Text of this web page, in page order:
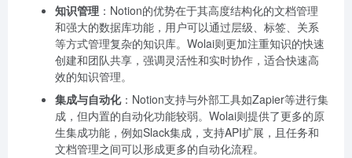
知识管理 ：Notion的优势在于其高度结构化的文档管理
和强大的数据库功能，用户可以通过层级、标签、关系
等方式管理复杂的知识库。Wolai则更加注重知识的快速
创建和团队共享，强调灵活性和实时协作，适合快速高
效的知识管理。
集成与自动化：Notion支持与外部工具如Zapier等进行集
成，但内置的自动化功能较弱。Wolai则提供了更多的原
生集成功能，例如Slack集成，支持API扩展，且任务和
文档管理之间可以形成更多的自动化流程。